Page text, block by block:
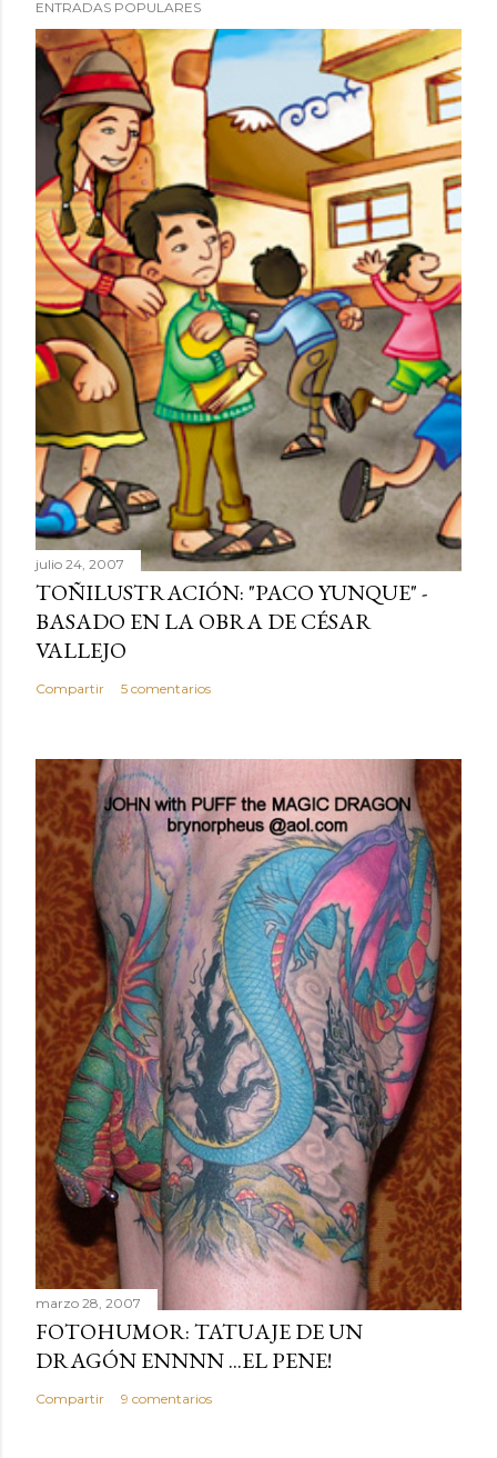
ENTRADAS POPULARES
julio 24, 2007
TOÑILUSTRACIÓN: "PACO YUNQUE" -
BASADO EN LA OBRA DE CÉSAR
VALLEJO
Compartir 5 comentarios
marzo 28, 2007
FOTOHUMOR: TATUAJE DE UN
DRAGÓN ENNNN ...EL PENE!
Compartir 9 comentarios